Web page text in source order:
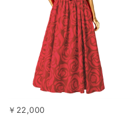
￥22,000